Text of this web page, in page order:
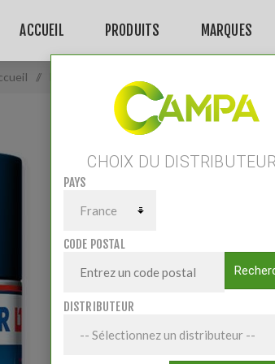
ACCUEIL PRODUITS MARQUES
/
CHOIX DU
PAYS
CODE POSTAL
DISTRIBUTEUR